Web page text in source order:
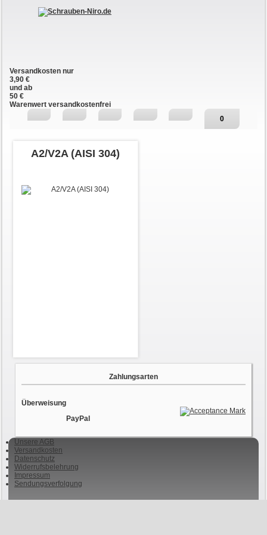
Versandkosten nur
3,90 €
und ab
50 €
Warenwert versandkostenfrei
0
A2/V2A (AISI 304)
Zahlungsarten
Überweisung
PayPal
Unsere AGB
Versandkosten
Datenschutz
Widerrufsbelehrung
Impressum
Sendungsverfolgung